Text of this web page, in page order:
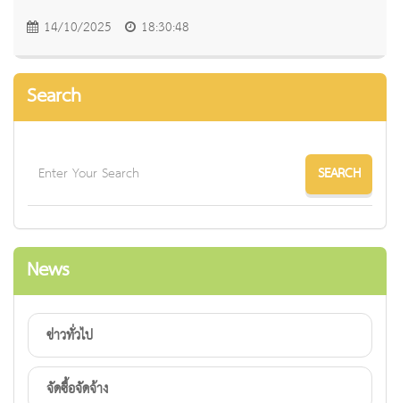
14/10/2025 18:30:48
Search
News
ข่าวทั่วไป
จัดซื้อจัดจ้าง